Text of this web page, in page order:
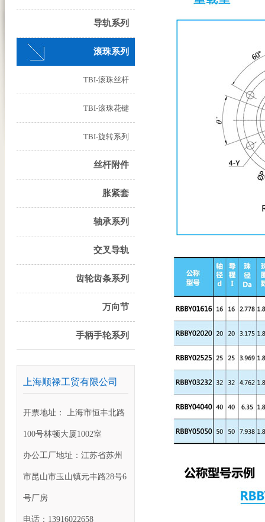
导轨系列
滚珠系列
TBI-滚珠丝杆
TBI-滚珠花键
TBI-旋转系列
丝杆附件
胀紧套
轴承系列
交叉导轨
齿轮齿条系列
万向节
手柄手轮系列
上海顺禄工贸有限公司
开票地址： 上海市恒丰北路
100号林顿大厦1002室
办公工厂地址：江苏省苏州
市昆山市玉山镇元丰路28号6
号厂房
电话：13916022658